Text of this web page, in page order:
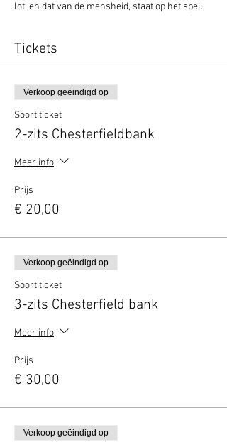
lot, en dat van de mensheid, staat op het spel.
Tickets
Verkoop geëindigd op
Soort ticket
2-zits Chesterfieldbank
Meer info
Prijs
€ 20,00
Verkoop geëindigd op
Soort ticket
3-zits Chesterfield bank
Meer info
Prijs
€ 30,00
Verkoop geëindigd op